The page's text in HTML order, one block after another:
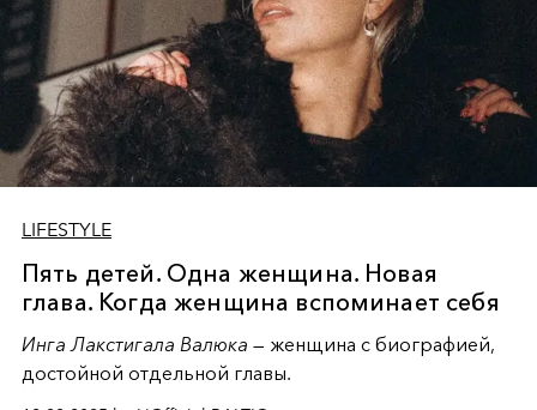
LIFESTYLE
Пять детей. Одна женщина. Новая
глава. Когда женщина вспоминает себя
Инга Лакстигала Валюка — женщина с биографией,
достойной отдельной главы.